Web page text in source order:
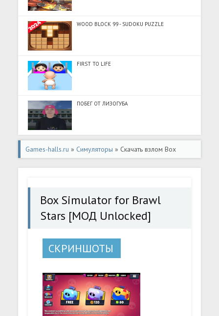
WOOD BLOCK 99 - SUDOKU PUZZLE
FIRST TO LIFE
ПОБЕГ ОТ ЛИЗОГУБА
Games-halls.ru » Симуляторы » Скачать взлом Box
Simulator for Brawl Stars [МОД Unlocked] - стабильная
Box Simulator for Brawl
Stars [МОД Unlocked]
СКРИНШОТЫ